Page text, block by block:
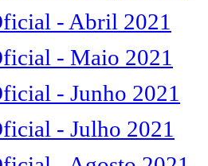
- Abril 2021
- Maio 2021
- Junho 2021
- Julho 2021